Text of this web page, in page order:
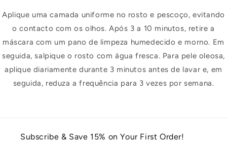
Aplique uma camada uniforme no rosto e pescoço, evitando
o contacto com os olhos. Após 3 a 10 minutos, retire a
máscara com um pano de limpeza humedecido e morno. Em
seguida, salpique o rosto com água fresca. Para pele oleosa,
aplique diariamente durante 3 minutos antes de lavar e, em
seguida, reduza a frequência para 3 vezes por semana.
Subscribe & Save 15% on Your First Order!